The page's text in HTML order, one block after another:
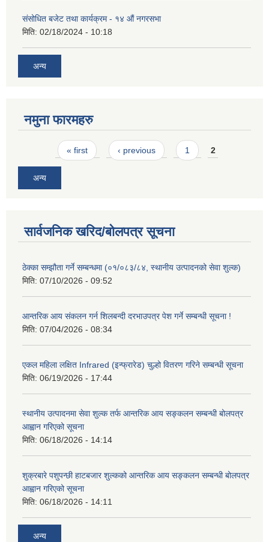
संसोधित बजेट तथा कार्यक्रम - १४ औं नगरसभा
मिति: 02/18/2024 - 10:18
अन्य
नमुना फारमहरु
Pages« first ‹ previous 1 2
अन्य
सार्वजनिक खरिद/बोलपत्र सूचना
ठेक्का सम्झौता गर्ने सम्बन्धमा (०१/०८३/८४, स्थानीय उत्पादनको सेवा शुल्क)
मिति: 07/10/2026 - 09:52
आन्तरिक आय संकलन गर्न शिलबन्दी दरभाउपत्र पेश गर्ने सम्बन्धी सूचना !
मिति: 07/04/2026 - 08:34
एकल महिला लक्षित Infrared (इन्फ्रारेड) चुल्हो वितरण गरिने सम्बन्धी सूचना
मिति: 06/19/2026 - 17:44
स्थानीय उत्पादनमा सेवा शुल्क तर्फ आन्तरिक आय सङ्कलन सम्बन्धी बोलपत्र
आह्वान गरिएको सूचना
मिति: 06/18/2026 - 14:14
शुक्रबारे पशुपन्छी हाटबजार शुल्कको आन्तरिक आय सङ्कलन सम्बन्धी बोलपत्र
आह्वान गरिएको सूचना
मिति: 06/18/2026 - 14:11
अन्य